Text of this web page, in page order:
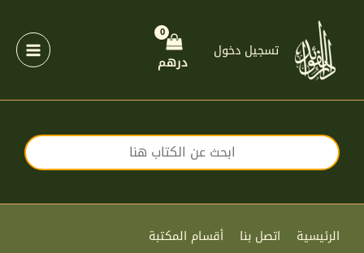
المحتوى
تسجيل دخول
درهم
الرئيسية اتصل بنا أقسام المكتبة